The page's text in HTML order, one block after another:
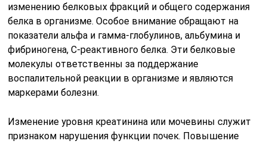
изменению белковых фракций и общего содержания
белка в организме. Особое внимание обращают на
показатели альфа и гамма-глобулинов, альбумина и
фибриногена, С-реактивного белка. Эти белковые
молекулы ответственны за поддержание
воспалительной реакции в организме и являются
маркерами болезни.
Изменение уровня креатинина или мочевины служит
признаком нарушения функции почек. Повышение